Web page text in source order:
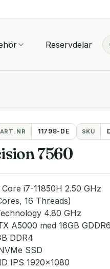
Reservdelar
ART.NR 11798-DE SKU
7560
i7-11850H 2.50 GHz
16 Threads)
4.80 GHz
A5000 med 16GB GDDR6
DDR4
SSD
IPS 1920x1080